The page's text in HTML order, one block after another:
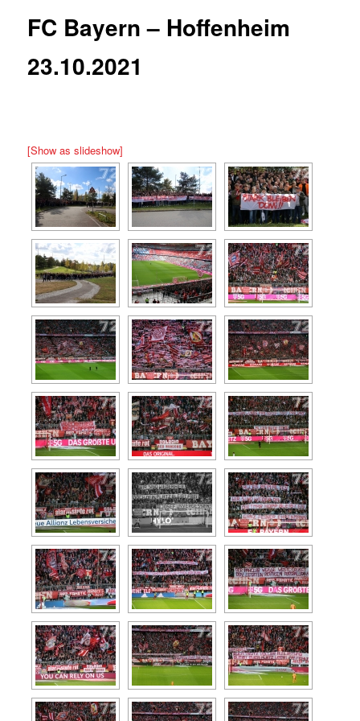
FC Bayern – Hoffenheim
23.10.2021
[Show as slideshow]